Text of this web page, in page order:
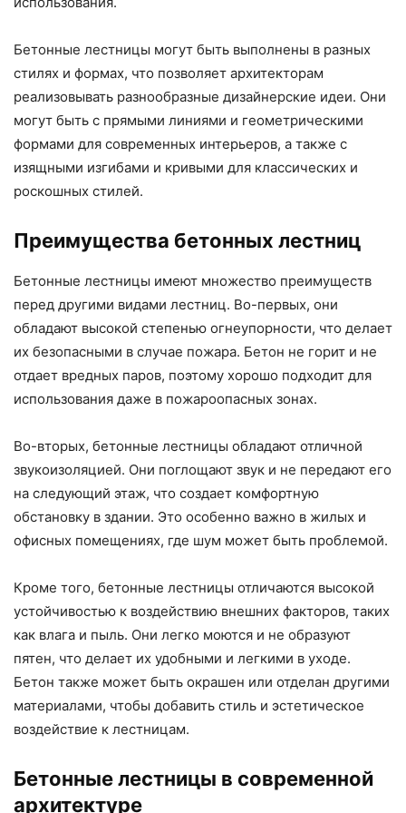
Бетонные лестницы могут быть выполнены в разных
стилях и формах, что позволяет архитекторам
реализовывать разнообразные дизайнерские идеи. Они
могут быть с прямыми линиями и геометрическими
формами для современных интерьеров, а также с
изящными изгибами и кривыми для классических и
роскошных стилей.
Преимущества бетонных лестниц
Бетонные лестницы имеют множество преимуществ
перед другими видами лестниц. Во-первых, они
обладают высокой степенью огнеупорности, что делает
их безопасными в случае пожара. Бетон не горит и не
отдает вредных паров, поэтому хорошо подходит для
использования даже в пожароопасных зонах.
Во-вторых, бетонные лестницы обладают отличной
звукоизоляцией. Они поглощают звук и не передают его
на следующий этаж, что создает комфортную
обстановку в здании. Это особенно важно в жилых и
офисных помещениях, где шум может быть проблемой.
Кроме того, бетонные лестницы отличаются высокой
устойчивостью к воздействию внешних факторов, таких
как влага и пыль. Они легко моются и не образуют
пятен, что делает их удобными и легкими в уходе.
Бетон также может быть окрашен или отделан другими
материалами, чтобы добавить стиль и эстетическое
воздействие к лестницам.
Бетонные лестницы в современной
архитектуре